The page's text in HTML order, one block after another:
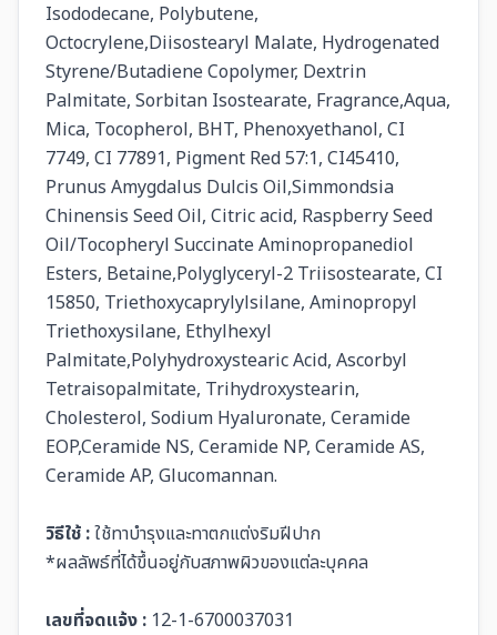
Isododecane, Polybutene,
Octocrylene,Diisostearyl Malate, Hydrogenated
Styrene/Butadiene Copolymer, Dextrin
Palmitate, Sorbitan Isostearate, Fragrance,Aqua,
Mica, Tocopherol, BHT, Phenoxyethanol, CI
7749, CI 77891, Pigment Red 57:1, CI45410,
Prunus Amygdalus Dulcis Oil,Simmondsia
Chinensis Seed Oil, Citric acid, Raspberry Seed
Oil/Tocopheryl Succinate Aminopropanediol
Esters, Betaine,Polyglyceryl-2 Triisostearate, CI
15850, Triethoxycaprylylsilane, Aminopropyl
Triethoxysilane, Ethylhexyl
Palmitate,Polyhydroxystearic Acid, Ascorbyl
Tetraisopalmitate, Trihydroxystearin,
Cholesterol, Sodium Hyaluronate, Ceramide
EOP,Ceramide NS, Ceramide NP, Ceramide AS,
Ceramide AP, Glucomannan.
วิธีใช้ :ใช้ทาบำรุงและทาตกแต่งริมฝีปาก
*ผลลัพธ์ที่ได้ขึ้นอยู่กับสภาพผิวของแต่ละบุคคล
เลขที่จดแจ้ง : 12-1-6700037031